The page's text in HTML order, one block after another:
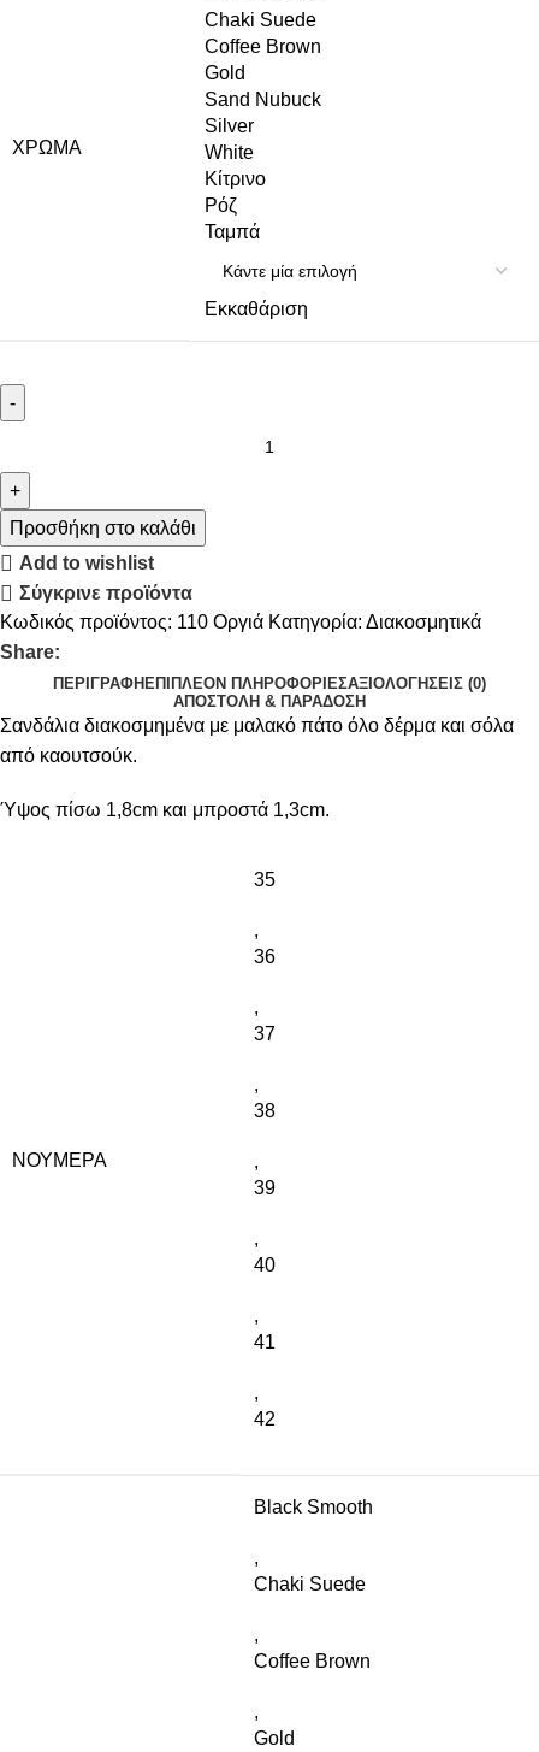
ΧΡΏΜΑ
Chaki Suede
Coffee Brown
Gold
Sand Nubuck
Silver
White
Κίτρινο
Ρόζ
Ταμπά
Εκκαθάριση
Προσθήκη στο καλάθι
Add to wishlist
Σύγκρινε προϊόντα
Κωδικός προϊόντος: 110 Οργιά Κατηγορία: Διακοσμητικά
Share:
ΠΕΡΙΓΡΑΦΉ ΕΠΙΠΛΈΟΝ ΠΛΗΡΟΦΟΡΊΕΣΑΞΙΟΛΟΓΉΣΕΙΣ (0)
ΑΠΟΣΤΟΛΉ & ΠΑΡΆΔΟΣΗ
Σανδάλια διακοσμημένα με μαλακό πάτο όλο δέρμα και σόλα
από καουτσούκ.
Ύψος πίσω 1,8cm και μπροστά 1,3cm.
ΝΟΎΜΕΡΑ
35
,
36
,
37
,
38
,
39
,
40
,
41
,
42
Black Smooth
,
Chaki Suede
,
Coffee Brown
,
Gold